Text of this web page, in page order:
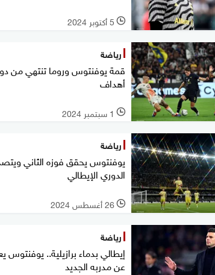
l 5 أكتوبر 2024
رياضة
قمة يوفنتوس وروما تنتهي من
أهداف
l 1 سبتمبر 2024
رياضة
يوفنتوس يحقق فوزه الثاني
الدوري الإيطالي
l 26 أغسطس 2024
رياضة
إيطالي بدماء برازيلية.. يوفنتوس
عن مدربه الجديد